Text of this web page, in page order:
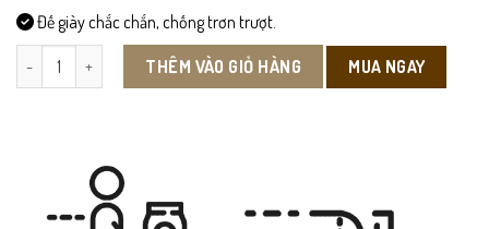
Đế giày chắc chắn, chống trơn trượt.
CX01 - Giày Da Công Sở số lượng
THÊM VÀO GIỎ HÀNG MUA NGAY